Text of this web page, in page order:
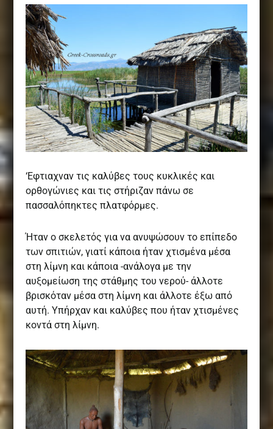
‘Εφτιαχναν τις καλύβες τους κυκλικές και
ορθογώνιες και τις στήριζαν πάνω σε
πασσαλόπηκτες πλατφόρμες.
Ήταν ο σκελετός για να ανυψώσουν το επίπεδο
των σπιτιών, γιατί κάποια ήταν χτισμένα μέσα
στη λίμνη και κάποια -ανάλογα με την
αυξομείωση της στάθμης του νερού- άλλοτε
βρισκόταν μέσα στη λίμνη και άλλοτε έξω από
αυτή. Υπήρχαν και καλύβες που ήταν χτισμένες
κοντά στη λίμνη.